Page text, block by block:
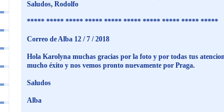
Saludos, Rodolfo
***** ***** ***** ***** ***** ***** ***** ***** ***** *****
Correo de Alba 12 / 7 / 2018
Hola Karolyna muchas gracias por la foto y por todas tus
mucho éxito y nos vemos pronto nuevamente por Praga.
Saludos
Alba